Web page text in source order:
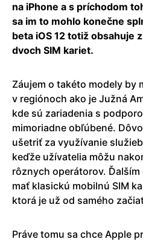
na iPhone a s príchodom
sa im to mohlo konečne
beta iOS 12 totiž obsahuje
dvoch SIM kariet.
Záujem o takéto modely by
v regiónoch ako je Južná
kde sú zariadenia s
mimoriadne obľúbené.
ušetriť za využívanie
keďže užívatelia môžu
rôznych operátorov.
mať klasickú mobilnú SIM
ktorá je už od samého
Práve tomu sa chce Apple